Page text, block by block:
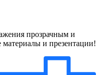
прозрачным и
материалы и презентации!